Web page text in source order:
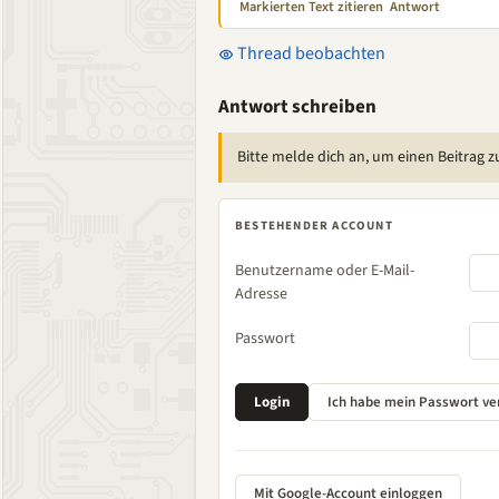
Markierten Text zitieren Antwort
Thread beobachten
Antwort schreiben
Bitte melde dich an, um einen Beitrag
BESTEHENDER ACCOUNT
Benutzername oder E-Mail-
Adresse
Passwort
Mit Google-Account einloggen